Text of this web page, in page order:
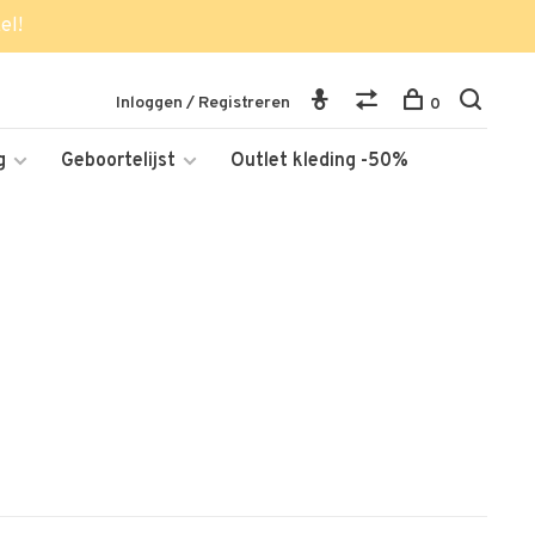
Geboortelijst
Outlet kleding -50%
Inloggen / Registreren 0